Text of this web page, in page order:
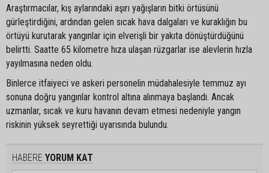
Araştırmacılar, kış aylarındaki aşırı yağışların bitki örtüsünü
gürleştirdiğini, ardından gelen sıcak hava dalgaları ve kuraklığın bu
örtüyü kurutarak yangınlar için elverişli bir yakıta dönüştürdüğünü
belirtti. Saatte 65 kilometre hıza ulaşan rüzgarlar ise alevlerin hızla
yayılmasına neden oldu.
Binlerce itfaiyeci ve askeri personelin müdahalesiyle temmuz ayı
sonuna doğru yangınlar kontrol altına alınmaya başlandı. Ancak
uzmanlar, sıcak ve kuru havanın devam etmesi nedeniyle yangın
riskinin yüksek seyrettiği uyarısında bulundu.
HABERE YORUM KAT